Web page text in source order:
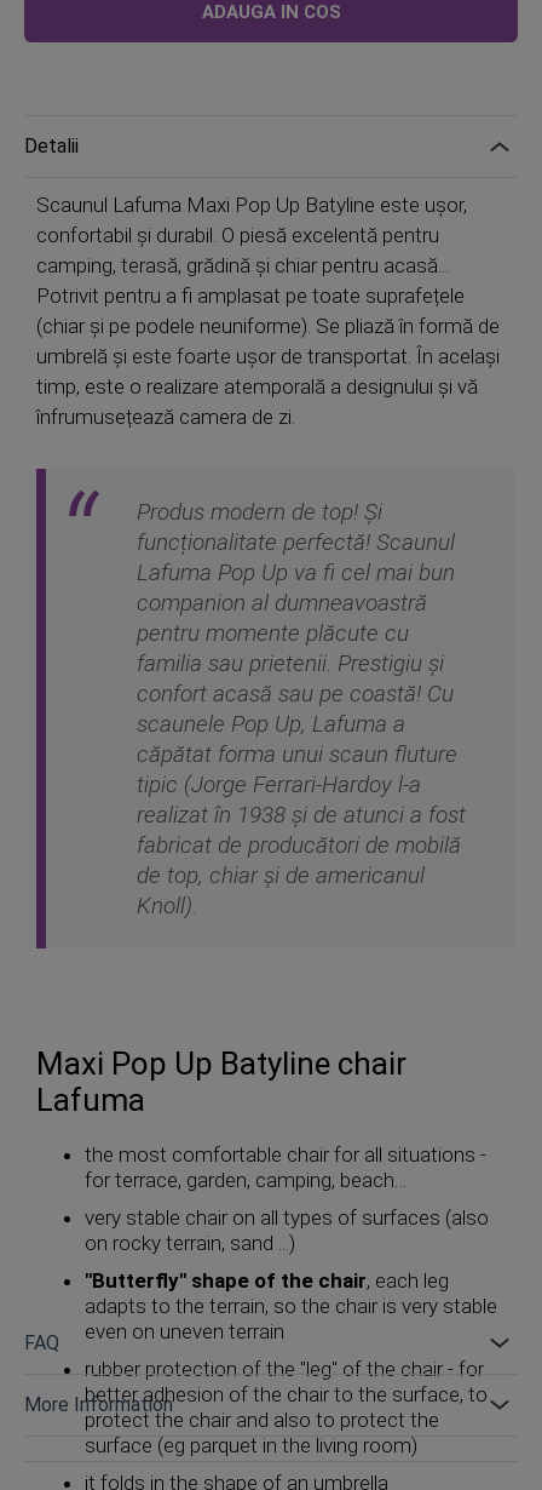
ADAUGA IN COS
Detalii
Scaunul Lafuma Maxi Pop Up Batyline este ușor,
confortabil și durabil. O piesă excelentă pentru
camping, terasă, grădină și chiar pentru acasă...
Potrivit pentru a fi amplasat pe toate suprafețele
(chiar și pe podele neuniforme). Se pliază în formă de
umbrelă și este foarte ușor de transportat. În același
timp, este o realizare atemporală a designului și vă
înfrumusețează camera de zi.
Produs modern de top! Și
funcționalitate perfectă! Scaunul
Lafuma Pop Up va fi cel mai bun
companion al dumneavoastră
pentru momente plăcute cu
familia sau prietenii. Prestigiu și
confort acasă sau pe coastă! Cu
scaunele Pop Up, Lafuma a
căpătat forma unui scaun fluture
tipic (Jorge Ferrari-Hardoy l-a
realizat în 1938 și de atunci a fost
fabricat de producători de mobilă
de top, chiar și de americanul
Knoll).
Maxi Pop Up Batyline chair
Lafuma
the most comfortable chair for all situations -
for terrace, garden, camping, beach…
very stable chair on all types of surfaces (also
on rocky terrain, sand ...)
"Butterfly" shape of the chair, each leg
adapts to the terrain, so the chair is very stable
even on uneven terrain
rubber protection of the "leg" of the chair - for
better adhesion of the chair to the surface, to
protect the chair and also to protect the
surface (eg parquet in the living room)
it folds in the shape of an umbrella
FAQ
More Information